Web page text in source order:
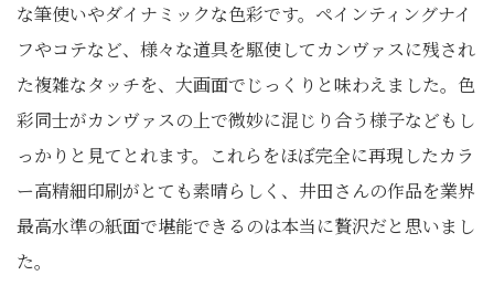
な筆使いやダイナミックな色彩です。ペインティングナイ
フやコテなど、様々な道具を駆使してカンヴァスに残され
た複雑なタッチを、大画面でじっくりと味わえました。色
彩同士がカンヴァスの上で微妙に混じり合う様子などもし
っかりと見てとれます。これらをほぼ完全に再現したカラ
ー高精細印刷がとても素晴らしく、井田さんの作品を業界
最高水準の紙面で堪能できるのは本当に贅沢だと思いまし
た。